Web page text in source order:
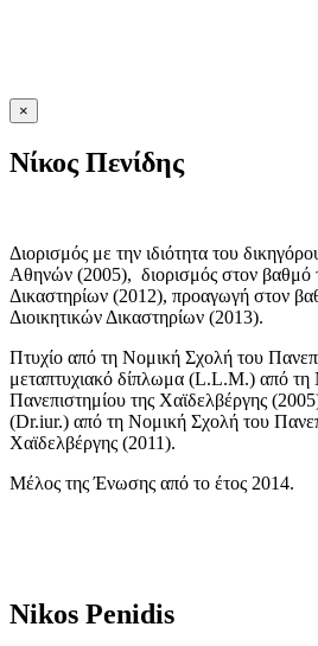
×
Νίκος Πενίδης
Διορισμός με την ιδιότητα του
Αθηνών (2005), διορισμός στον βαθμό
Δικαστηρίων (2012), προαγωγή στον
Διοικητικών Δικαστηρίων (2013).
Πτυχίο από τη Νομική Σχολή του
μεταπτυχιακό δίπλωμα (L.L.M.) από τη
Πανεπιστημίου της Χαϊδελβέργης
(Dr.iur.) από τη Νομική Σχολή του
Χαϊδελβέργης (2011).
Μέλος της Ένωσης από το έτος 2014.
Nikos Penidis